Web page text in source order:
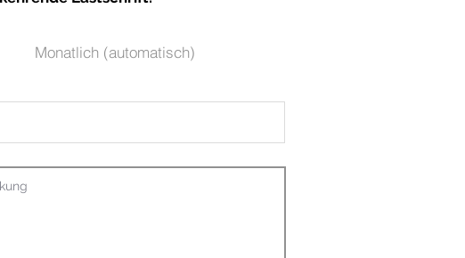
Monatlich (automatisch)